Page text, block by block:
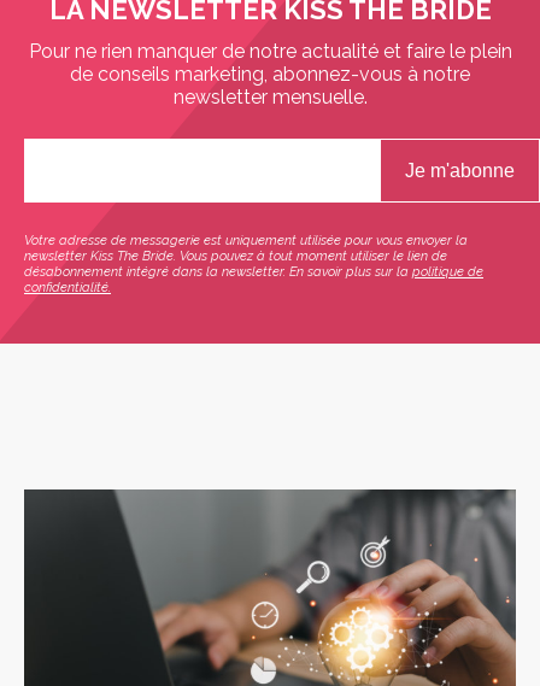
LA NEWSLETTER KISS THE BRIDE
Pour ne rien manquer de notre actualité et faire le plein
de conseils marketing, abonnez-vous à notre
newsletter mensuelle.
Votre adresse de messagerie est uniquement utilisée pour vous envoyer la
newsletter Kiss The Bride. Vous pouvez à tout moment utiliser le lien de
désabonnement intégré dans la newsletter. En savoir plus sur la politique de
confidentialité.